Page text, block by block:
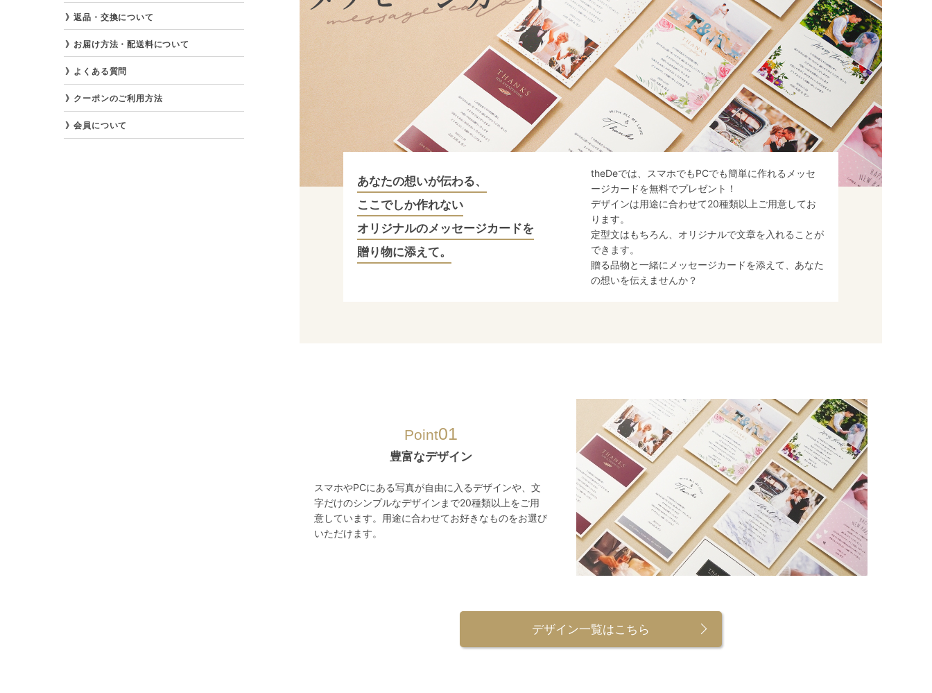
あなたの想いが伝わる、
ここでしか作れない
オリジナルのメッセージカードを
贈り物に添えて。
theDeでは、スマホでもPCでも簡単に作れるメッセ
ージカードを無料でプレゼント！
デザインは用途に合わせて20種類以上ご用意してお
ります。
定型文はもちろん、オリジナルで文章を入れることが
できます。
贈る品物と一緒にメッセージカードを添えて、あなた
の想いを伝えませんか？
Point01
豊富なデザイン
スマホやPCにある写真が自由に入るデザインや、文
字だけのシンプルなデザインまで20種類以上をご用
意しています。用途に合わせてお好きなものをお選び
いただけます。
デザイン一覧はこちら
返品・交換について
お届け方法・配送料について
よくある質問
クーポンのご利用方法
会員について